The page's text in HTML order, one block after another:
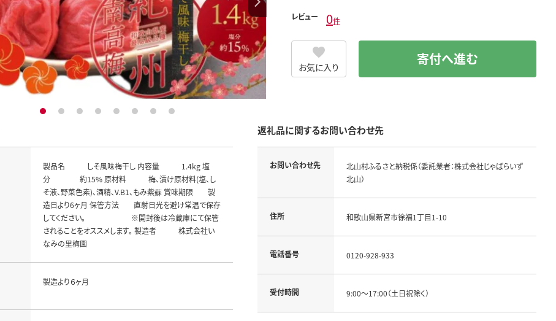
1 2 3 4 5 6 7 8
レビュー 0件
お気に入り 寄付へ進む
製品名 しそ風味梅干し 内容量 1.4kg 塩
分 約15% 原材料 梅、漬け原材料(塩、し
そ液、野菜色素)、酒精、V.B1、もみ紫蘇 賞味期限 製
造日より6ヶ月 保管方法 直射日光を避け常温で保存
してください。 ※開封後は冷蔵庫にて保管
されることをオススメします。 製造者 株式会社い
なみの里梅園
製造より６ヶ月
返礼品に関するお問い合わせ先
お問い合わせ先
北山村ふるさと納税係（委託業者：株式会社じゃばらいず
北山）
住所 和歌山県新宮市徐福1丁目1-10
電話番号 0120-928-933
受付時間 9:00～17:00（土日祝除く）